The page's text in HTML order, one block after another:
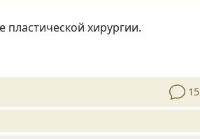
пластической хирургии.
15